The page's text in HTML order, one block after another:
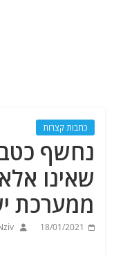
כתבות קצרות
נחשף
שאינו
ממערכת
18/01/2021